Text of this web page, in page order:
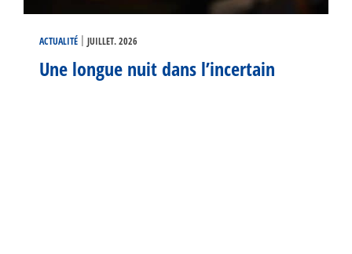
ACTUALITÉ | JUILLET. 2026
Une longue nuit dans l’incertain